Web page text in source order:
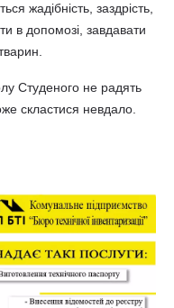
жадібність, заздрість,
в допомозі, завдавати
Студеного не радять
скластися невдало.